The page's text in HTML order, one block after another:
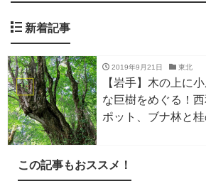
新着記事
2019年9月21日 東北
【岩手】木の上に
な巨樹をめぐる！
ポット、ブナ林と
この記事もおススメ！